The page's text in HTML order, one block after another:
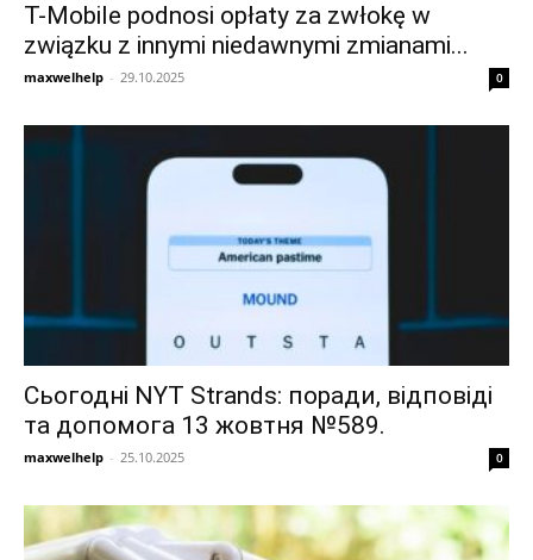
T-Mobile podnosi opłaty za zwłokę w
związku z innymi niedawnymi zmianami...
maxwelhelp - 29.10.2025 0
Сьогодні NYT Strands: поради, відповіді
та допомога 13 жовтня №589.
maxwelhelp - 25.10.2025 0